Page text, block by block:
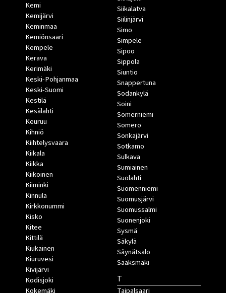
Kemi
Kemijärvi
Keminmaa
Kemiönsaari
Kempele
Kerava
Kerimäki
Keski-Pohjanmaa
Keski-Suomi
Kestilä
Kesälahti
Keuruu
Kihniö
Kiihtelysvaara
Kiikala
Kiikka
Kiikoinen
Kiiminki
Kinnula
Kirkkonummi
Kisko
Kitee
Kittilä
Kiukainen
Kiuruvesi
Kivijärvi
Kodisjoki
Siikalatva
Siilinjärvi
Simo
Simpele
Sipoo
Sippola
Siuntio
Snappertuna
Sodankylä
Soini
Somerniemi
Somero
Sonkajärvi
Sotkamo
Sulkava
Sumiainen
Suolahti
Suomenniemi
Suomusjärvi
Suomussalmi
Suonenjoki
Sysmä
Säkylä
Säynätsalo
Sääksmäki
T